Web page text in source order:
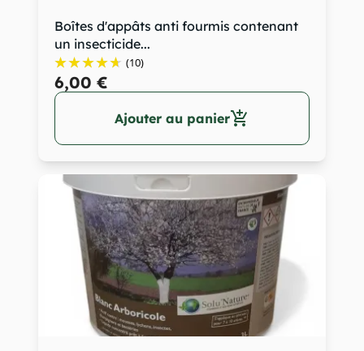
Boîtes d'appâts anti fourmis contenant
un insecticide...
(10)
6,00 €
Ajouter au panieradd_shopping_cart